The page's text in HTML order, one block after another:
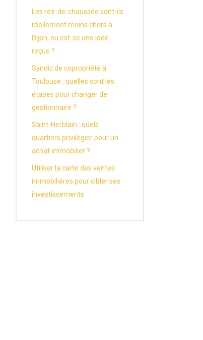
Les rez-de-chaussée sont-ils
réellement moins chers à
Dijon, ou est-ce une idée
reçue ?
Syndic de copropriété à
Toulouse : quelles sont les
étapes pour changer de
gestionnaire ?
Saint-Herblain : quels
quartiers privilégier pour un
achat immobilier ?
Utiliser la carte des ventes
immobilières pour cibler ses
investissements